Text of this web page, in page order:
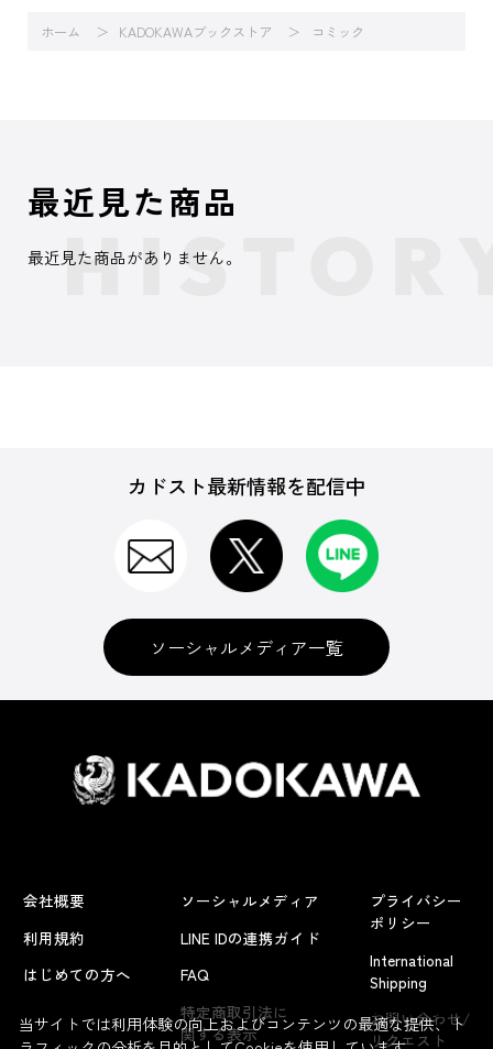
ホーム KADOKAWAブックストア コミック
よくあるお問い合わせ
最近見た商品
最近見た商品がありません。
カドスト最新情報を配信中
ソーシャルメディア一覧
会社概要
利用規約
はじめての方へ
ソーシャルメディア
LINE IDの連携ガイド
FAQ
特定商取引法に
関する表示
プライバシー
ポリシー
International
Shipping
お問い合わせ/
リクエスト
当サイトでは利用体験の向上およびコンテンツの最適な提供、ト